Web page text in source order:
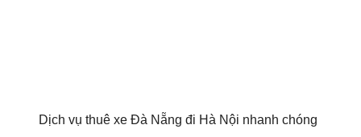
Dịch vụ thuê xe Đà Nẵng đi Hà Nội nhanh chóng